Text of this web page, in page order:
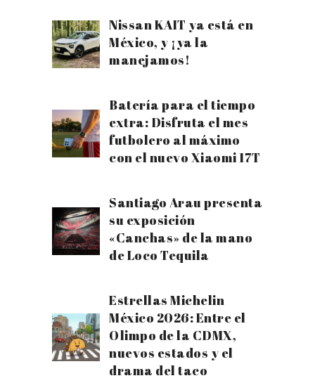
Nissan KAIT ya está en
México, y ¡ya la
manejamos!
Batería para el tiempo
extra: Disfruta el mes
futbolero al máximo
con el nuevo Xiaomi 17T
Santiago Arau presenta
su exposición
«Canchas» de la mano
de Loco Tequila
Estrellas Michelin
México 2026: Entre el
Olimpo de la CDMX,
nuevos estados y el
drama del taco